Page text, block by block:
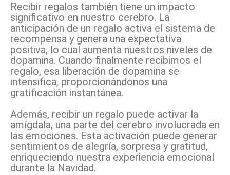
Recibir regalos también tiene un impacto
significativo en nuestro cerebro. La
anticipación de un regalo activa el sistema de
recompensa y genera una expectativa
positiva, lo cual aumenta nuestros niveles de
dopamina. Cuando finalmente recibimos el
regalo, esa liberación de dopamina se
intensifica, proporcionándonos una
gratificación instantánea.
Además, recibir un regalo puede activar la
amígdala, una parte del cerebro involucrada en
las emociones. Esta activación puede generar
sentimientos de alegría, sorpresa y gratitud,
enriqueciendo nuestra experiencia emocional
durante la Navidad.